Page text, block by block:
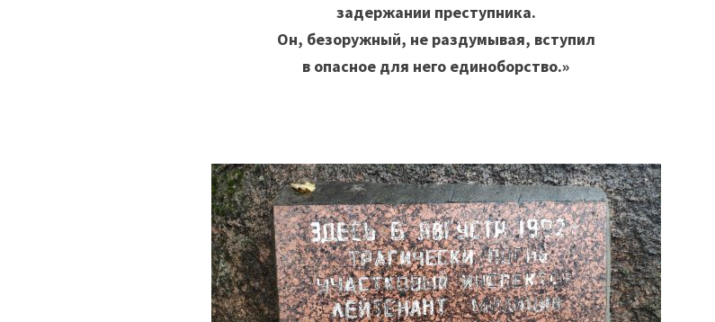
задержании преступника.
Он, безоружный, не раздумывая, вступил
в опасное для него единоборство.»